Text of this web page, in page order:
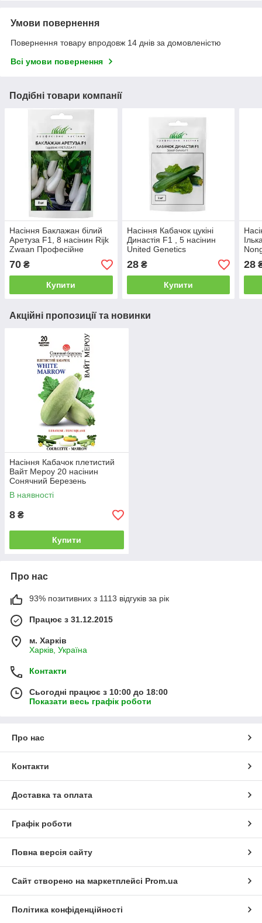
Умови повернення
Повернення товару впродовж 14 днів за домовленістю
Всі умови повернення
Подібні товари компанії
Насіння Баклажан білий
Аретуза F1, 8 насінин Rijk
Zwaan Професійне
Насіння
70 ₴
Купити
Насіння Кабачок цукіні
Династія F1 , 5 насінин
United Genetics
28₴
Купити
28
Акційні пропозиції та новинки
Насіння Кабачок плетистий
Вайт Мероу 20 насінин
Сонячний Березень
В наявності
8 ₴
Купити
Про нас
93% позитивних з 1113 відгуків за рік
Працює з 31.12.2015
м. Харків
Харків, Україна
Контакти
Сьогодні працює з 10:00 до 18:00
Показати весь графік роботи
Про нас
Контакти
Доставка та оплата
Графік роботи
Повна версія сайту
Сайт створено на маркетплейсі Prom.ua
Політика конфіденційності